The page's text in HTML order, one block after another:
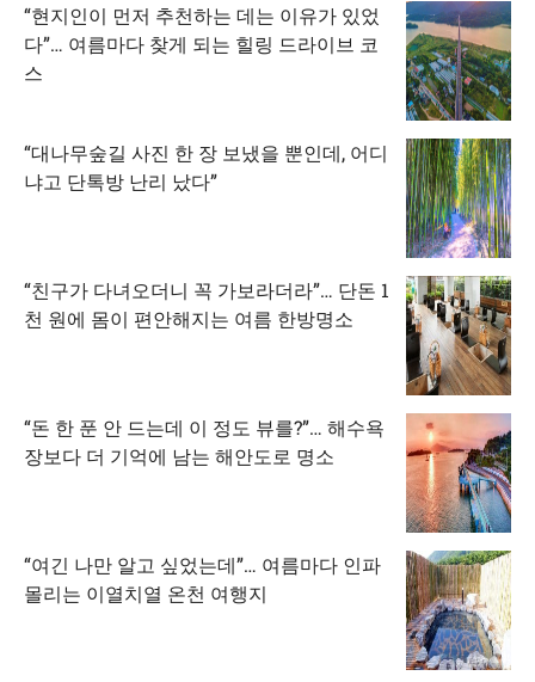
“현지인이 먼저 추천하는 데는 이유가 있었
다”… 여름마다 찾게 되는 힐링 드라이브 코
스
“대나무숲길 사진 한 장 보냈을 뿐인데, 어디
냐고 단톡방 난리 났다”
“친구가 다녀오더니 꼭 가보라더라”… 단돈 1
천 원에 몸이 편안해지는 여름 한방명소
“돈 한 푼 안 드는데 이 정도 뷰를?”… 해수욕
장보다 더 기억에 남는 해안도로 명소
“여긴 나만 알고 싶었는데”… 여름마다 인파
몰리는 이열치열 온천 여행지